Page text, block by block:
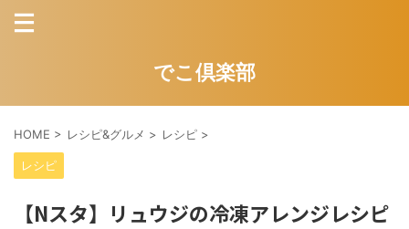
でこ倶楽部
HOME > レシピ&グルメ > レシピ >
レシピ
【Nスタ】リュウジの冷凍アレンジレシピ